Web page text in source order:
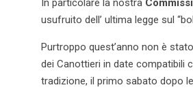
usufruito dell’ ultima legge sul
Purtroppo quest’anno non è
dei Canottieri in date compatibili
tradizione, il primo sabato dopo